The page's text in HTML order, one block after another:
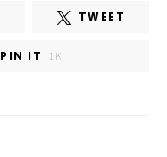
TWEET
PIN IT 1K